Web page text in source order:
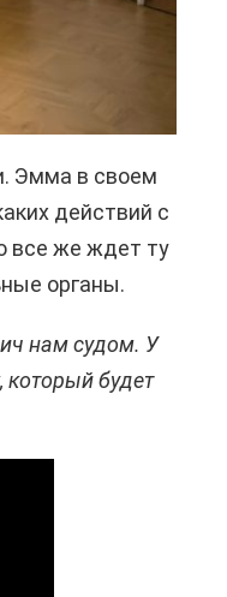
Эмма в своем
действий с
все же ждет ту
органы.
нам судом. У
который будет